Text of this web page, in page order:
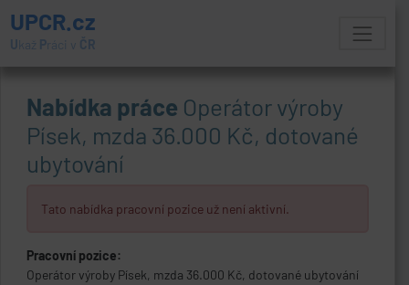
UPCR.cz
U kaž Práci v ČR
Nabídka práce Operátor výroby
Písek, mzda 36.000 Kč, dotované
ubytování
Tato nabídka pracovní pozice už není aktivní.
Pracovní pozice:
Operátor výroby Písek, mzda 36.000 Kč, dotované ubytování